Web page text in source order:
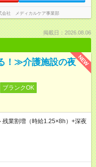
会社 メディカルケア事業部
掲載日：2026.08.06
NEW
！≫介護施設の夜
ブランクOK
業割増（時給1.25×8h）+深夜